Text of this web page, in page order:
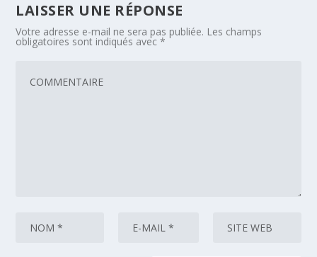
LAISSER UNE RÉPONSE
Votre adresse e-mail ne sera pas publiée. Les champs
obligatoires sont indiqués avec*